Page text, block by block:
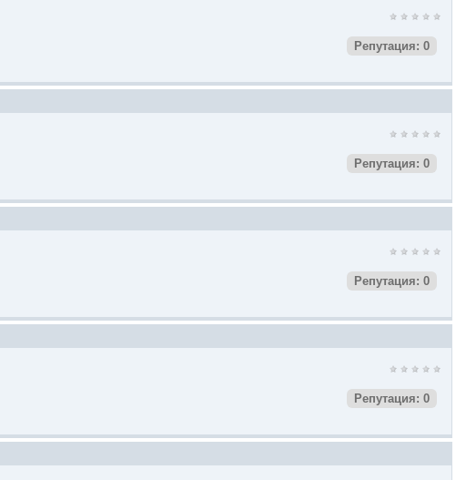
Репутация: 0
Репутация: 0
Репутация: 0
Репутация: 0